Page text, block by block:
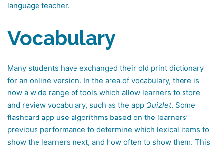
language teacher.
Vocabulary
Many students have exchanged their old print dictionary
for an online version. In the area of vocabulary, there is
now a wide range of tools which allow learners to store
and review vocabulary, such as the app Quizlet. Some
flashcard app use algorithms based on the learners’
previous performance to determine which lexical items to
show the learners next, and how often to show them. This